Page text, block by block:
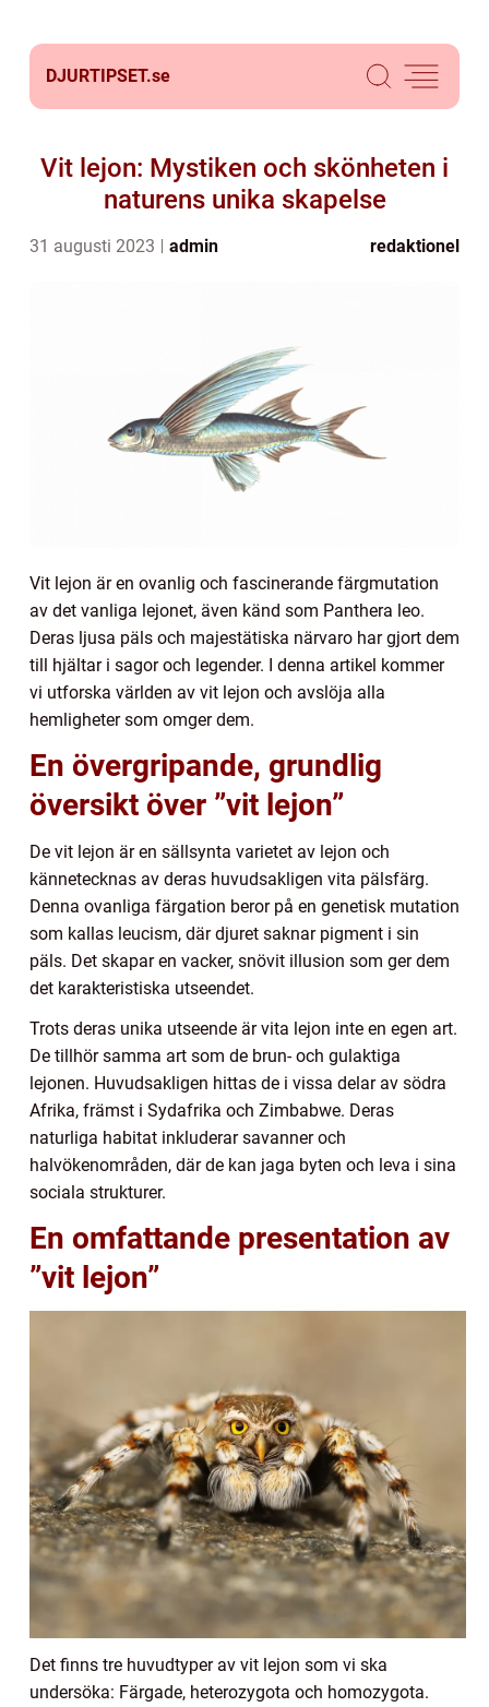
DJURTIPSET.se
Vit lejon: Mystiken och skönheten i
naturens unika skapelse
31 augusti 2023 admin redaktionel
Vit lejon är en ovanlig och fascinerande färgmutation
av det vanliga lejonet, även känd som Panthera leo.
Deras ljusa päls och majestätiska närvaro har gjort dem
till hjältar i sagor och legender. I denna artikel kommer
vi utforska världen av vit lejon och avslöja alla
hemligheter som omger dem.
En övergripande, grundlig
översikt över ”vit lejon”
De vit lejon är en sällsynta varietet av lejon och
kännetecknas av deras huvudsakligen vita pälsfärg.
Denna ovanliga färgation beror på en genetisk mutation
som kallas leucism, där djuret saknar pigment i sin
päls. Det skapar en vacker, snövit illusion som ger dem
det karakteristiska utseendet.
Trots deras unika utseende är vita lejon inte en egen art.
De tillhör samma art som de brun- och gulaktiga
lejonen. Huvudsakligen hittas de i vissa delar av södra
Afrika, främst i Sydafrika och Zimbabwe. Deras
naturliga habitat inkluderar savanner och
halvökenområden, där de kan jaga byten och leva i sina
sociala strukturer.
En omfattande presentation av
”vit lejon”
Det finns tre huvudtyper av vit lejon som vi ska
undersöka: Färgade, heterozygota och homozygota.